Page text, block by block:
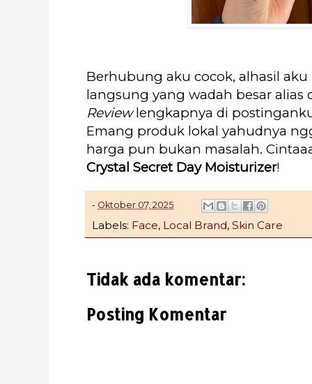
Berhubung aku cocok, alhasil aku
langsung yang wadah besar
Reviewlengkapnya di
Emang produk lokal yahudnya
harga pun bukan masalah.
Crystal Secret Day Moisturizer!
- Oktober 07, 2025
Labels: Face, Local Brand, Skin Care
Tidak ada komentar:
Posting Komentar